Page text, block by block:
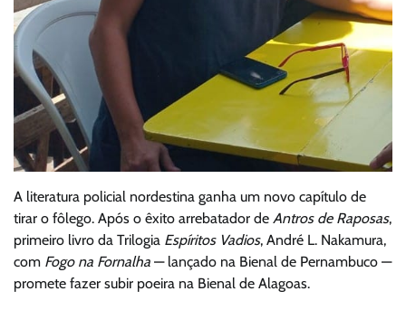
A literatura policial nordestina ganha um novo capítulo de
tirar o fôlego. Após o êxito arrebatador de Antros de Raposas,
primeiro livro da Trilogia Espíritos Vadios, André L. Nakamura,
com Fogo na Fornalha — lançado na Bienal de Pernambuco —
promete fazer subir poeira na Bienal de Alagoas.